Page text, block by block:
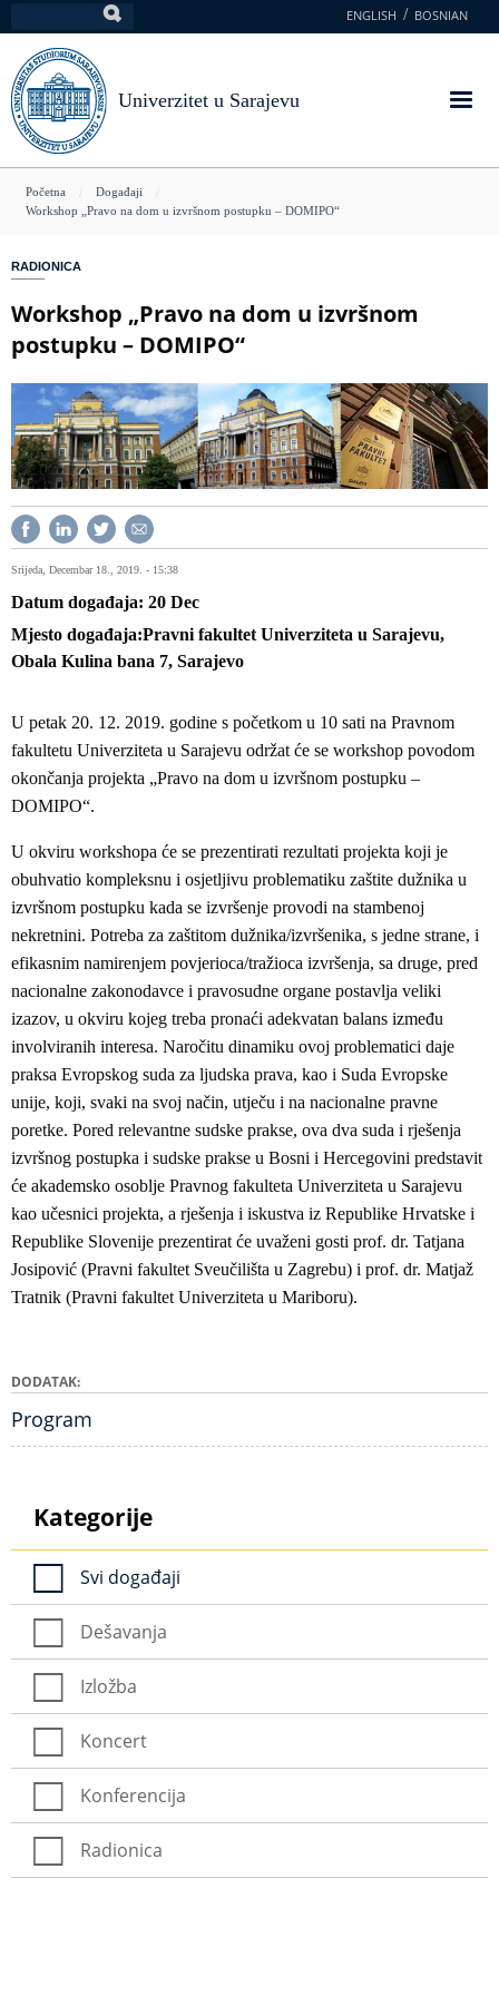
na
glavni
sadržaj
ENGLISH BOSNIAN
Univerzitet u Sarajevu
You
here
Početna
Događaji
Workshop „Pravo na dom u izvršnom postupku – DOMIPO“
RADIONICA
Workshop „Pravo na dom u izvršnom
postupku – DOMIPO“
Srijeda, Decembar 18., 2019. - 15:38
Datum događaja 20 Dec
Mjesto događaja Pravni fakultet Univerziteta u Sarajevu,
Obala Kulina bana 7, Sarajevo
U petak 20. 12. 2019. godine s početkom u 10 sati na Pravnom
fakultetu Univerziteta u Sarajevu održat će se workshop povodom
okončanja projekta „Pravo na dom u izvršnom postupku –
DOMIPO“.
U okviru workshopa će se prezentirati rezultati projekta koji je
obuhvatio kompleksnu i osjetljivu problematiku zaštite dužnika u
izvršnom postupku kada se izvršenje provodi na stambenoj
nekretnini. Potreba za zaštitom dužnika/izvršenika, s jedne strane, i
efikasnim namirenjem povjerioca/tražioca izvršenja, sa druge, pred
nacionalne zakonodavce i pravosudne organe postavlja veliki
izazov, u okviru kojeg treba pronaći adekvatan balans između
involviranih interesa. Naročitu dinamiku ovoj problematici daje
praksa Evropskog suda za ljudska prava, kao i Suda Evropske
unije, koji, svaki na svoj način, utječu i na nacionalne pravne
poretke. Pored relevantne sudske prakse, ova dva suda i rješenja
izvršnog postupka i sudske prakse u Bosni i Hercegovini predstavit
će akademsko osoblje Pravnog fakulteta Univerziteta u Sarajevu
kao učesnici projekta, a rješenja i iskustva iz Republike Hrvatske i
Republike Slovenije prezentirat će uvaženi gosti prof. dr. Tatjana
Josipović (Pravni fakultet Sveučilišta u Zagrebu) i prof. dr. Matjaž
Tratnik (Pravni fakultet Univerziteta u Mariboru).
DODATAK
Program
Kategorije
Svi događaji
Dešavanja
Izložba
Koncert
Konferencija
Radionica